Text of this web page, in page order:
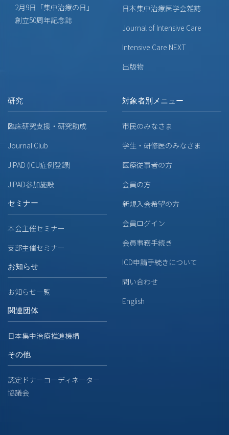
2月9日「集中治療の日」
創立50周年記念誌
日本集中治療医学会雑誌
Journal of Intensive Care
Intensive Care NEXT
出版物
研究
臨床研究支援・研究助成
Journal Club
JIPAD (ICU症例登録)
JIPAD参加施設
セミナー
本会主催セミナー
支部主催セミナー
お知らせ
お知らせ一覧
関連団体
日本集中治療推進機構
その他
認定ドナーコーディネーター
協議会
対象者別メニュー
市民のみなさま
学生・研修医のみなさま
医療従事者の方
会員の方
新規入会希望の方
会員ログイン
会員事務手続き
ICD申請手続きについて
問い合わせ
English